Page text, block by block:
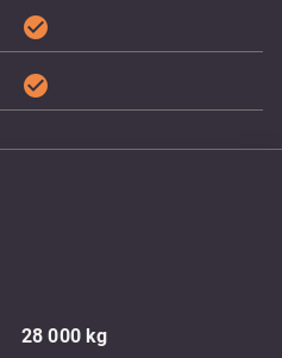
check_circle
check_circle
28 000kg